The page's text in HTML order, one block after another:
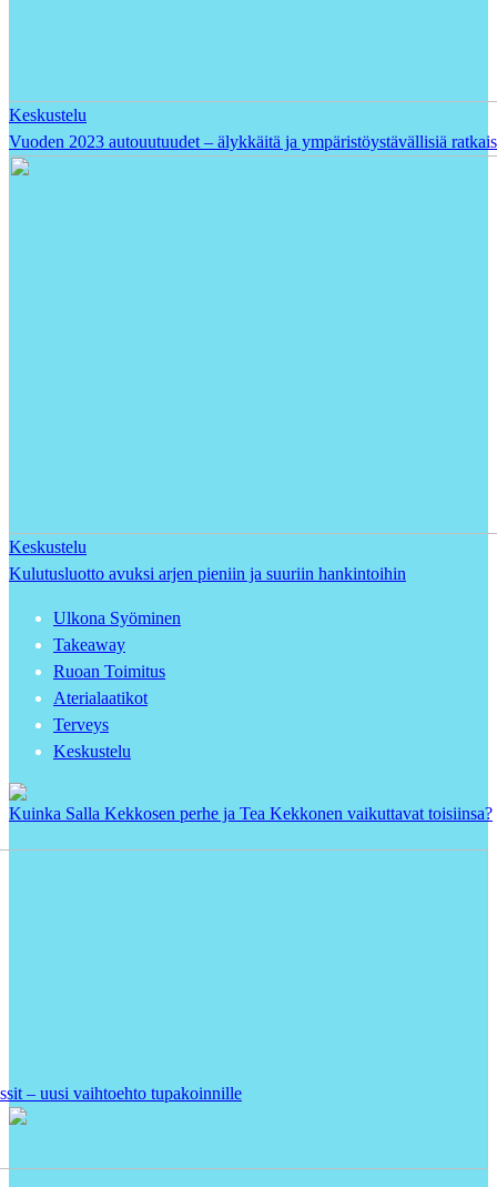
Keskustelu
Vuoden 2023 autouutuudet – älykkäitä ja ympäristöystävällisiä
Keskustelu
Kulutusluotto avuksi arjen pieniin ja suuriin hankintoihin
Ulkona Syöminen
Takeaway
Ruoan Toimitus
Aterialaatikot
Terveys
Keskustelu
Kuinka Salla Kekkosen perhe ja Tea Kekkonen vaikuttavat toisiinsa?
– uusi vaihtoehto tupakoinnille